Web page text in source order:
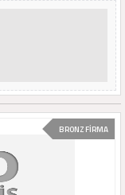
BRONZ FİRMA